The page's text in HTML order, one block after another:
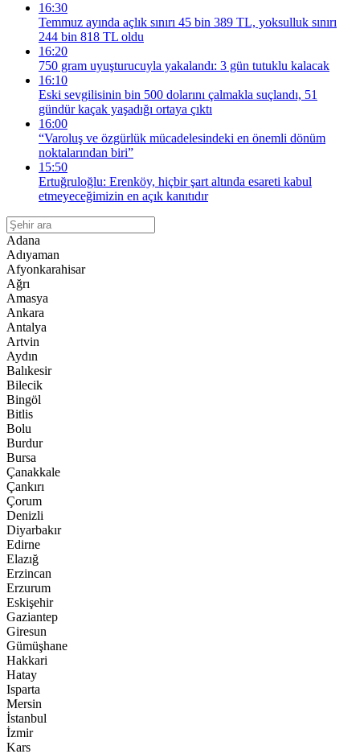
16:30
Temmuz ayında açlık sınırı 45 bin 389 TL, yoksulluk sınırı
244 bin 818 TL oldu
16:20
750 gram uyuşturucuyla yakalandı: 3 gün tutuklu kalacak
16:10
Eski sevgilisinin bin 500 dolarını çalmakla suçlandı, 51
gündür kaçak yaşadığı ortaya çıktı
16:00
“Varoluş ve özgürlük mücadelesindeki en önemli dönüm
noktalarından biri”
15:50
Ertuğruloğlu: Erenköy, hiçbir şart altında esareti kabul
etmeyeceğimizin en açık kanıtıdır
Adana
Adıyaman
Afyonkarahisar
Ağrı
Amasya
Ankara
Antalya
Artvin
Aydın
Balıkesir
Bilecik
Bingöl
Bitlis
Bolu
Burdur
Bursa
Çanakkale
Çankırı
Çorum
Denizli
Diyarbakır
Edirne
Elazığ
Erzincan
Erzurum
Eskişehir
Gaziantep
Giresun
Gümüşhane
Hakkari
Hatay
Isparta
Mersin
İstanbul
İzmir
Kars